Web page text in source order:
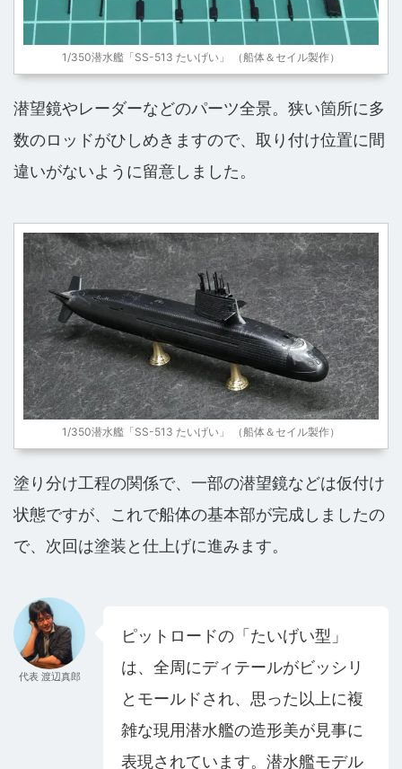
1/350潜水艦「SS-513 たいげい」 （船体＆セイル製作）
潜望鏡やレーダーなどのパーツ全景。狭い箇所に多
数のロッドがひしめきますので、取り付け位置に間
違いがないように留意しました。
1/350潜水艦「SS-513 たいげい」 （船体＆セイル製作）
塗り分け工程の関係で、一部の潜望鏡などは仮付け
状態ですが、これで船体の基本部が完成しましたの
で、次回は塗装と仕上げに進みます。
代表 渡辺真郎
ピットロードの「たいげい型」
は、全周にディテールがビッシリ
とモールドされ、思った以上に複
雑な現用潜水艦の造形美が見事に
表現されています。潜水艦モデル